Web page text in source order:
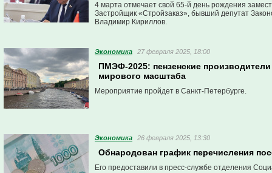
4 марта отмечает свой 65-й день рождения
Застройщик «Стройзаказ», бывший депутат
Владимир Кириллов.
Экономика 27 февраля 2025, 18:00
ПМЭФ-2025: пензенские
мирового масштаба
Мероприятие пройдет в Санкт-Петербурге.
Экономика 26 февраля 2025, 13:30
Обнародован график перечисления
Его предоставили в пресс-службе отделения